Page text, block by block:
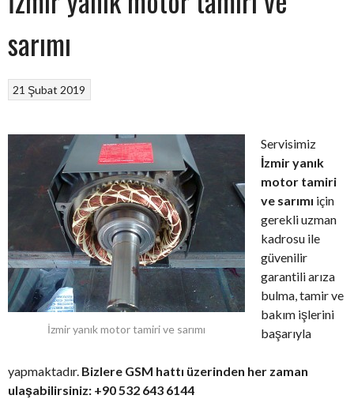
sarımı
21 Şubat 2019
İzmir yanık motor tamiri ve sarımı
Servisimiz
İzmir yanık
motor tamiri
ve sarımı için
gerekli uzman
kadrosu ile
güvenilir
garantili arıza
bulma, tamir ve
bakım işlerini
başarıyla
yapmaktadır. Bizlere GSM hattı üzerinden her zaman
ulaşabilirsiniz: +90 532 643 6144